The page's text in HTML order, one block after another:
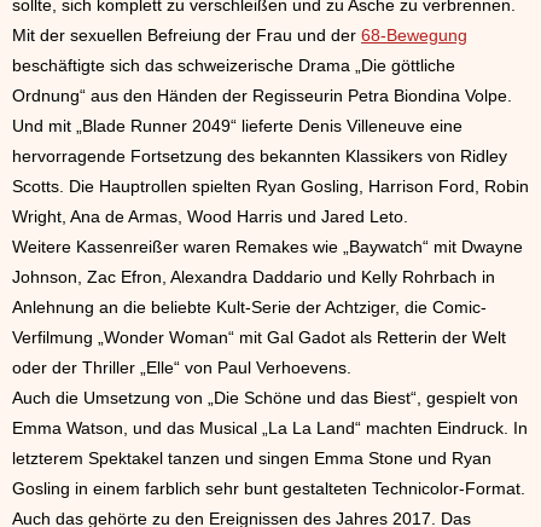
sollte, sich komplett zu verschleißen und zu Asche zu verbrennen.
Mit der sexuellen Befreiung der Frau und der 68-Bewegung
beschäftigte sich das schweizerische Drama „Die göttliche
Ordnung“ aus den Händen der Regisseurin Petra Biondina Volpe.
Und mit „Blade Runner 2049“ lieferte Denis Villeneuve eine
hervorragende Fortsetzung des bekannten Klassikers von Ridley
Scotts. Die Hauptrollen spielten Ryan Gosling, Harrison Ford, Robin
Wright, Ana de Armas, Wood Harris und Jared Leto.
Weitere Kassenreißer waren Remakes wie „Baywatch“ mit Dwayne
Johnson, Zac Efron, Alexandra Daddario und Kelly Rohrbach in
Anlehnung an die beliebte Kult-Serie der Achtziger, die Comic-
Verfilmung „Wonder Woman“ mit Gal Gadot als Retterin der Welt
oder der Thriller „Elle“ von Paul Verhoevens.
Auch die Umsetzung von „Die Schöne und das Biest“, gespielt von
Emma Watson, und das Musical „La La Land“ machten Eindruck. In
letzterem Spektakel tanzen und singen Emma Stone und Ryan
Gosling in einem farblich sehr bunt gestalteten Technicolor-Format.
Auch das gehörte zu den Ereignissen des Jahres 2017. Das